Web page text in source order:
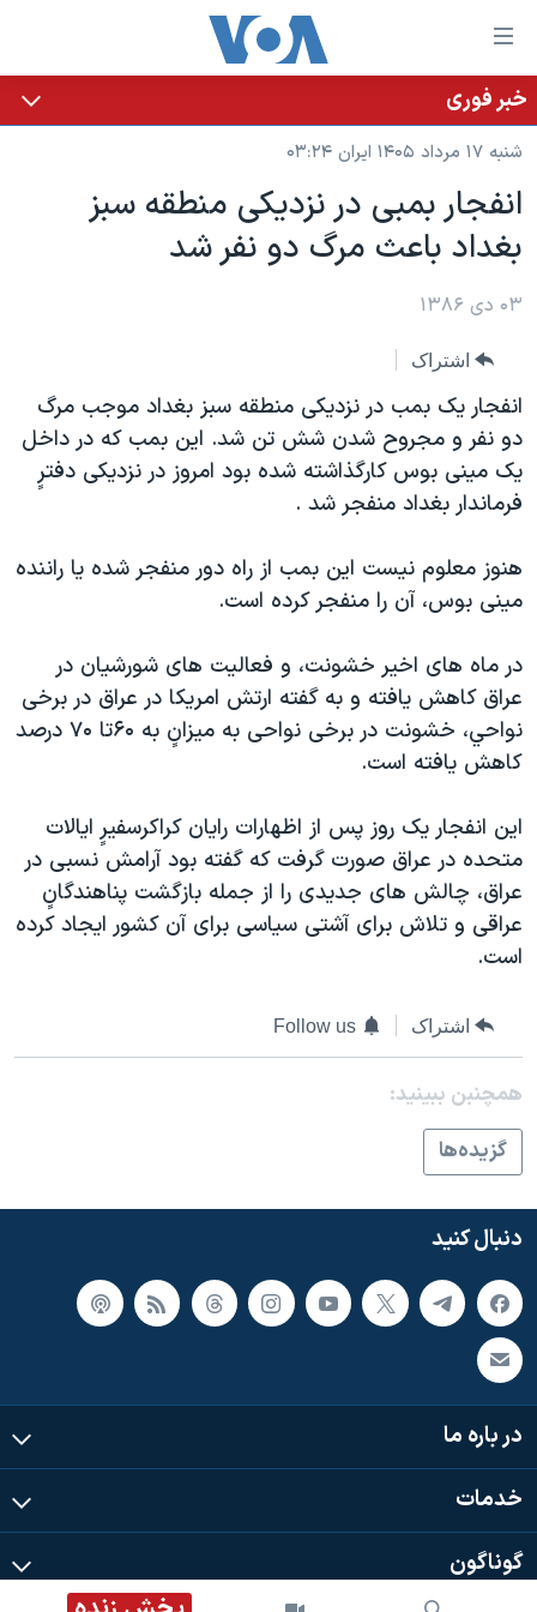
لینکهای
قابل
دسترسی
جهش
محتوای
اصلی
جهش
به
اصلی
جهش
به
جستجو
خانه
نسخه سبک وب‌سایت
موضوع ها
ایران
آمریکا
گزیده‌ها
ویژه برنامه‌ها
ویدیوها
فرهنگ و زندگی
حقوق شهروندی
علم و فناوری
اسرائیل در جنگ
گالری عکس
آرشیو پخش زنده
برنامه های تلویزیونی
جدول برنامه ها
صفحه‌های ویژه
عملیات خشم حماسی
۲۵۰سالگی آمریکا
بایگانی برنامه‌های تلویزیونی
مستندها
انتخابات ریاست جمهوری آمریکا ۲۰۲۴
رمز مهسا
ورزش زنان در ایران
اعتراضات زن، زندگی، آزادی
مجموعه مستندهای دادخواهی
تریبونال مردمی آبان ۹۸
دادگاه حمید نوری
اعتراضات مردمی آبان ۹۸
همایش محافظه‌کاران آمریکا «سی‌پک»
صفحه‌های ویژه
سفر پرزیدنت ترامپ به چین
پخش رادیویی
یادگیری زبان انگلیسی
دنبال کنید
زبانهای مختلف
خبر فوری
شنبه ۱۷ مرداد ۱۴۰۵ ایران ۰۳:۲۴
انفجار بمبی در نزديکی منطقه سبز
بغداد باعث مرگ دو نفر شد
۰۳ دی ۱۳۸۶
اشتراک
انفجار يک بمب در نزديکی منطقه سبز بغداد موجب مرگ
دو نفر و مجروح شدن شش تن شد. اين بمب که در داخل
يک مينی بوس کارگذاشته شده بود امروز در نزديکی دفترٍ
فرماندار بغداد منفجر شد .
هنوز معلوم نيست اين بمب از راه دور منفجر شده يا راننده
مينی بوس، آن را منفجر کرده است.
در ماه های اخير خشونت، و فعاليت های شورشيان در
عراق کاهش يافته و به گفته ارتش امريکا در عراق در برخی
نواحي، خشونت در برخی نواحی به ميزانٍ به ۶۰تا ۷۰ درصد
کاهش يافته است.
اين انفجار يک روز پس از اظهارات رايان کراکرسفيرٍ ايالات
متحده در عراق صورت گرفت که گفته بود آرامش نسبی در
عراق، چالش های جديدی را از جمله بازگشت پناهندگانٍ
عراقی و تلاش برای آشتی سياسی برای آن کشور ايجاد کرده
است.
اشتراک Follow us
همچنبن ببینید:
گزيده‌ها
دنبال کنید
در باره ما
خدمات
گوناگون